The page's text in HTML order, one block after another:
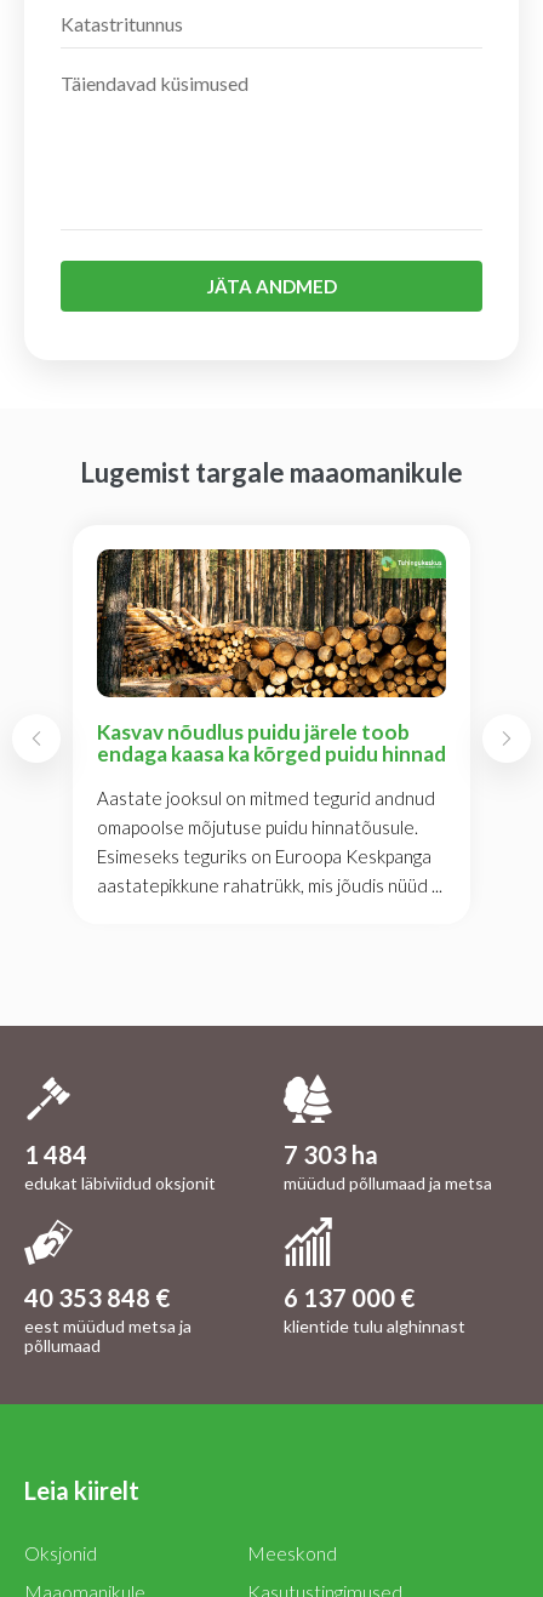
JÄTA ANDMED
Lugemist targale maaomanikule
Kasvav nõudlus puidu järele toob
endaga kaasa ka kõrged puidu hinnad
Aastate jooksul on mitmed tegurid andnud
omapoolse mõjutuse puidu hinnatõusule.
Esimeseks teguriks on Euroopa Keskpanga
aastatepikkune rahatrükk, mis jõudis nüüd ...
1 484
edukat läbiviidud oksjonit
7 303 ha
müüdud põllumaad ja metsa
40 353 848 €
eest müüdud metsa ja
põllumaad
6 137 000 €
klientide tulu alghinnast
Leia kiirelt
Oksjonid
Maaomanikule
Meeskond
Kasutustingimused